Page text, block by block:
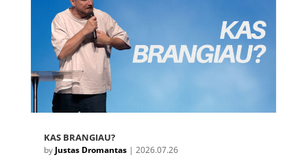
KAS BRANGIAU?
by Justas Dromantas| 2026.07.26